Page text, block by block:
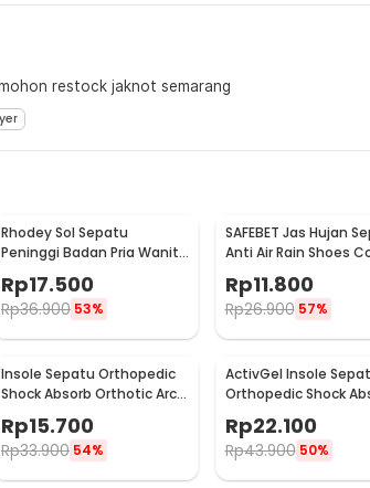
restock jaknot semarang
Rhodey Sol Sepatu
Peninggi Badan Pria Wanita
Rp17.500
Rp36.900 53%
SAFEBET Jas Hujan
Anti Air Rain Shoes
PVC Non Slip Strap
- H-101
Rp11.800
Rp26.900 57%
Insole Sepatu Orthopedic
Shock Absorb Orthotic Arch
Rp15.700
Rp33.900 54%
ActivGel Insole
Orthopedic Shock
Rp22.100
Rp43.900 50%